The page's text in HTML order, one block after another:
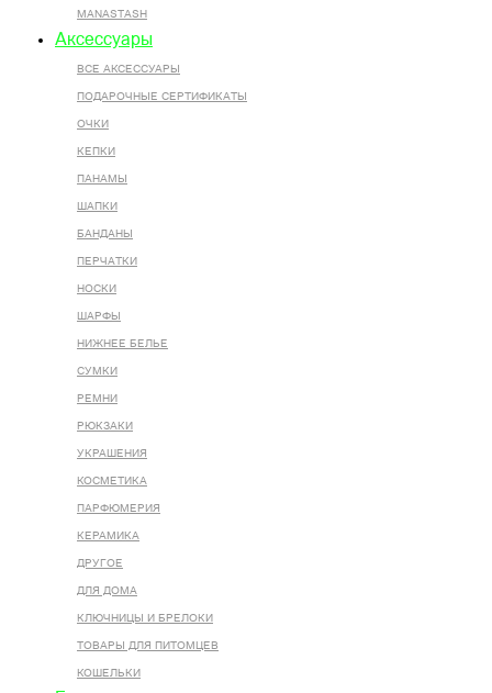
MANASTASH
Аксессуары
ВСЕ AКСЕССУАРЫ
ПОДАРОЧНЫЕ СЕРТИФИКАТЫ
ОЧКИ
КЕПКИ
ПАНАМЫ
ШАПКИ
БАНДАНЫ
ПЕРЧАТКИ
НОСКИ
ШАРФЫ
НИЖНЕЕ БЕЛЬЕ
СУМКИ
РЕМНИ
РЮКЗАКИ
УКРАШЕНИЯ
КОСМЕТИКА
ПАРФЮМЕРИЯ
КЕРАМИКА
ДРУГОЕ
ДЛЯ ДОМА
КЛЮЧНИЦЫ И БРЕЛОКИ
ТОВАРЫ ДЛЯ ПИТОМЦЕВ
КОШЕЛЬКИ